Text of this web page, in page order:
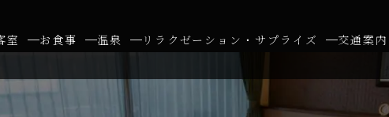
室 お食事 温泉 リラクゼーション・サプライズ 交通案内